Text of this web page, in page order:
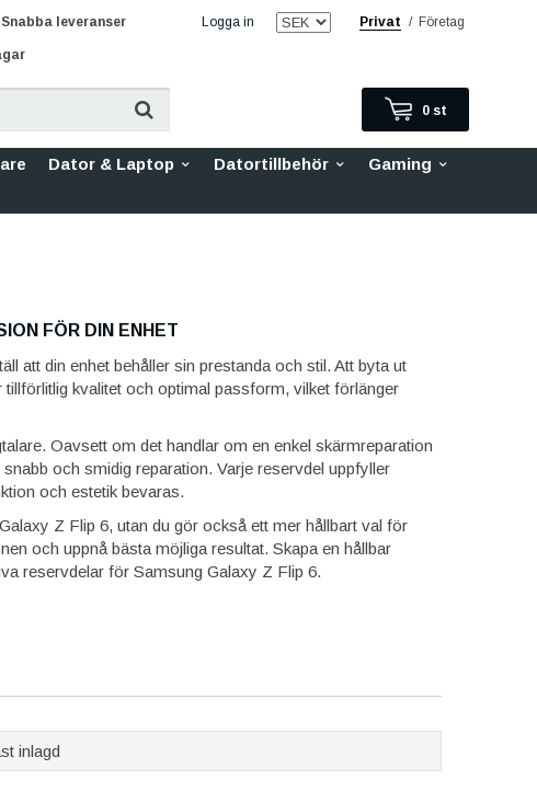
Logga in Privat / Företag
Snabba leveranser
0 st
Dator & Laptop Datortillbehör
Gaming
FÖR DIN ENHET
att din enhet behåller sin prestanda och stil. Att byta ut
kvalitet och optimal passform, vilket förlänger
Oavsett om det handlar om en enkel skärmreparation
och smidig reparation. Varje reservdel uppfyller
och estetik bevaras.
Z Flip 6, utan du gör också ett mer hållbart val för
och uppnå bästa möjliga resultat. Skapa en hållbar
reservdelar för Samsung Galaxy Z Flip 6.
inlagd